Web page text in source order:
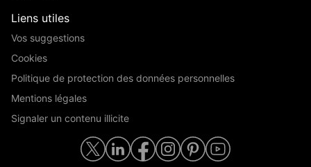
Liens utiles
Vos suggestions
Cookies
Politique de protection des données personnelles
Mentions légales
Signaler un contenu illicite